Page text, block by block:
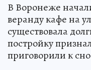
В Воронеже
веранду кафе на
существовала
постройку
приговорили к